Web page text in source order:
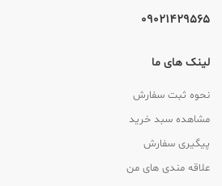
09021429565
لینک های ما
نحوه ثبت سفارش
مشاهده سبد خرید
پیگیری سفارش
علاقه مندی های من